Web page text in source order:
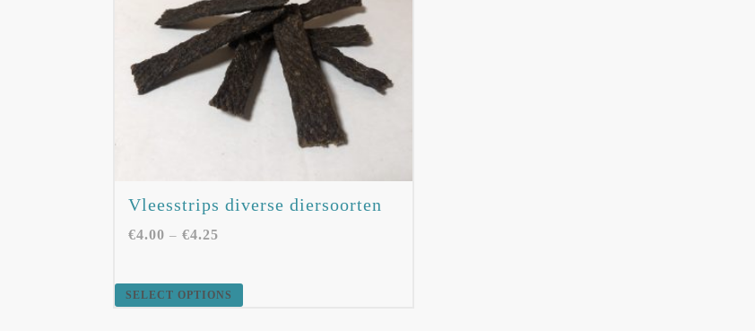
Vleesstrips diverse diersoorten
€4.00 – €4.25
SELECT OPTIONS